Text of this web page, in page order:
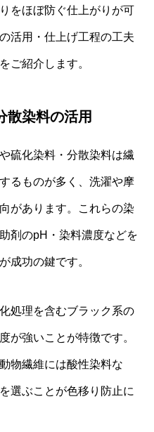
をほぼ防ぐ仕上がりが可
活用・仕上げ工程の工夫
ご紹介します。
散染料の活用
硫化染料・分散染料は繊
るものが多く、洗濯や摩
があります。これらの染
剤のpH・染料濃度などを
成功の鍵です。
処理を含むブラック系の
が強いことが特徴です。
物繊維には酸性染料な
選ぶことが色移り防止に